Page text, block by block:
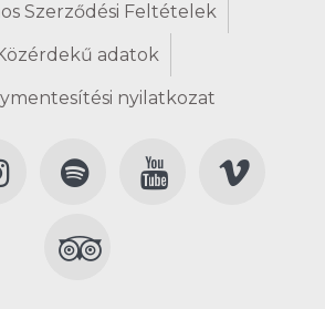
Szerződési Feltételek
adatok
nyilatkozat